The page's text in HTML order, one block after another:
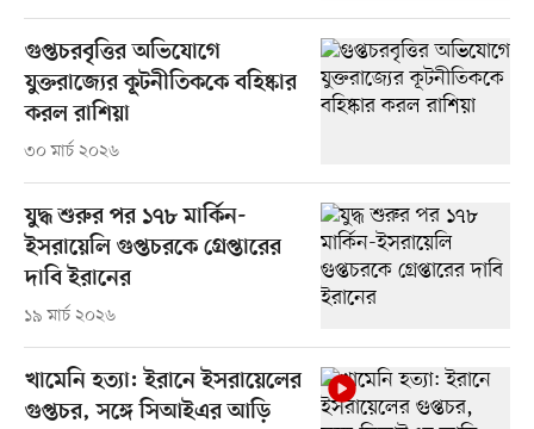
গুপ্তচরবৃত্তির অভিযোগে
যুক্তরাজ্যের কূটনীতিককে বহিষ্কার
করল রাশিয়া
৩০ মার্চ ২০২৬
যুদ্ধ শুরুর পর ১৭৮ মার্কিন-
ইসরায়েলি গুপ্তচরকে গ্রেপ্তারের
দাবি ইরানের
১৯ মার্চ ২০২৬
খামেনি হত্যা: ইরানে ইসরায়েলের
গুপ্তচর, সঙ্গে সিআইএর আড়ি